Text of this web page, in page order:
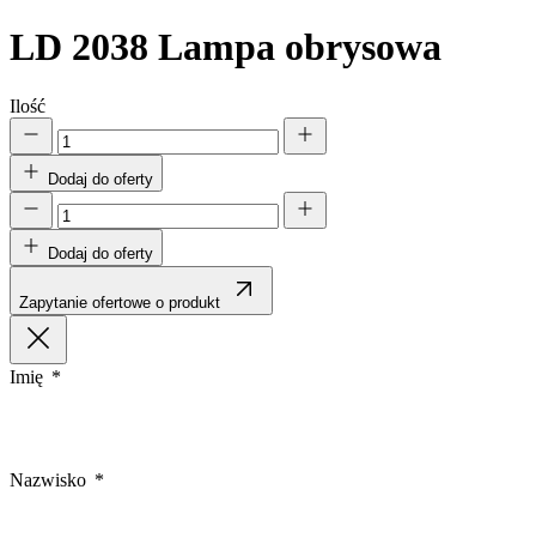
LD 2038 Lampa obrysowa
Ilość
Dodaj do oferty
Dodaj do oferty
Zapytanie ofertowe o produkt
Imię
Nazwisko